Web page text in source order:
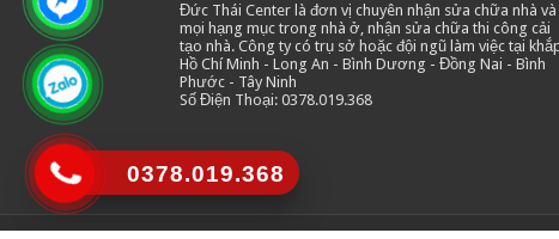
0378.019.368
Đức Thái Center là đơn vị chuyên nhận sửa chữa nhà và
mọi hạng mục trong nhà ở, nhận sửa chữa thi công cải
tạo nhà. Công ty có trụ sở hoặc đội ngũ làm việc tại
Hồ Chí Minh - Long An - Bình Dương - Đồng Nai - Bình
Phước - Tây Ninh
Số Điện Thoại: 0378.019.368